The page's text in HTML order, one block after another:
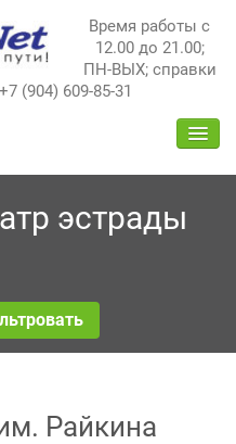
Время работы с
12.00 до 21.00;
ПН-ВЫХ; справки
(904) 609-85-31
эстрады
Райкина